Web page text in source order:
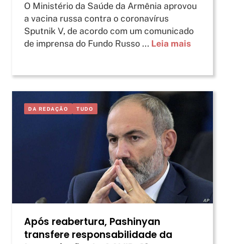
O Ministério da Saúde da Armênia aprovou
a vacina russa contra o coronavírus
Sputnik V, de acordo com um comunicado
de imprensa do Fundo Russo ... Leia mais
DA REDAÇÃO TUDO
Após reabertura, Pashinyan
transfere responsabilidade da